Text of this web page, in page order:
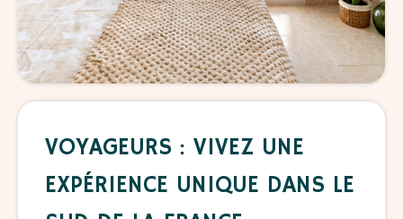
VOYAGEURS : VIVEZ UNE
EXPÉRIENCE UNIQUE DANS LE